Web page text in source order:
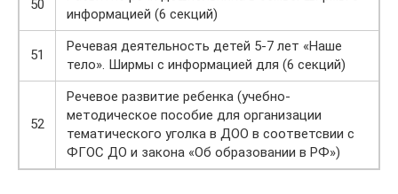
50
информацией (6 секций)
51
Речевая деятельность детей 5-7 лет «Наше
тело». Ширмы с информацией для (6 секций)
52
Речевое развитие ребенка (учебно-
методическое пособие для организации
тематического уголка в ДОО в соответсвии с
ФГОС ДО и закона «Об образовании в РФ»)